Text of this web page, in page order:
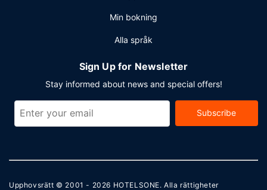
Min bokning
Alla språk
Sign Up for Newsletter
Stay informed about news and special offers!
Subscribe
Upphovsrätt © 2001 - 2026 HOTELSONE. Alla rättigheter